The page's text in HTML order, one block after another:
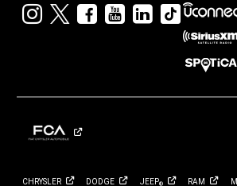
VisitaVisitaVisitaVisita
YouTube
Visita
Jeep
Linkedin
Visita
Jeep
en
CHRYSLER DODGE JEEP® RAM